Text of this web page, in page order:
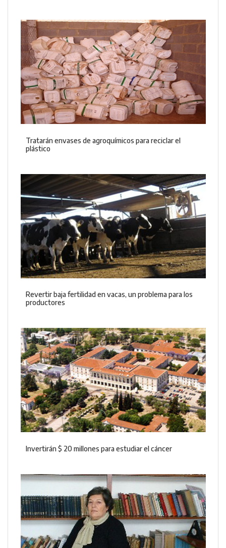
Tratarán envases de agroquímicos para reciclar el
plástico
Revertir baja fertilidad en vacas, un problema para los
productores
Invertirán $ 20 millones para estudiar el cáncer